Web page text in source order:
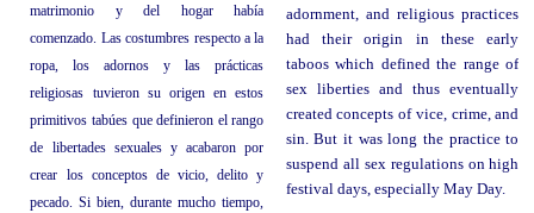
matrimonio y del hogar había
comenzado. Las costumbres respecto a la
ropa, los adornos y las prácticas
religiosas tuvieron su origen en estos
primitivos tabúes que definieron el rango
de libertades sexuales y acabaron por
crear los conceptos de vicio, delito y
pecado. Si bien, durante mucho tiempo,
adornment, and religious practices
had their origin in these early
taboos which defined the range of
sex liberties and thus eventually
created concepts of vice, crime, and
sin. But it was long the practice to
suspend all sex regulations on high
festival days, especially May Day.